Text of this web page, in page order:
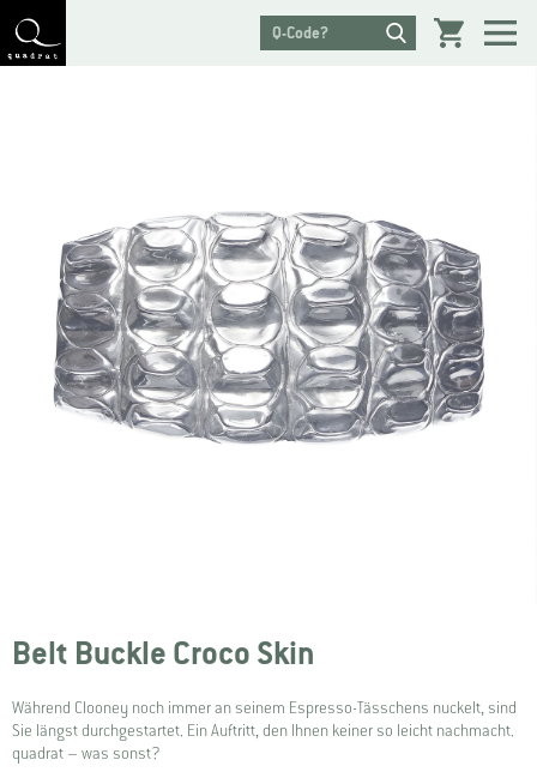
Belt Buckle Croco Skin
Während Clooney noch immer an seinem Espresso-Tässchens nuckelt, sind
Sie längst durchgestartet. Ein Auftritt, den Ihnen keiner so leicht nachmacht.
quadrat – was sonst?